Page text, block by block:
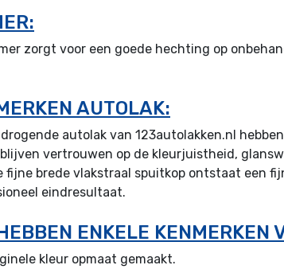
zorgt voor een goede hechting op
AUTOLAK:
autolak van 123autolakken.nl
vertrouwen op de kleurjuistheid,
fijne brede vlakstraal spuitkop ontstaat een
eindresultaat.
ENKELE KENMERKEN
kleur opmaat gemaakt.